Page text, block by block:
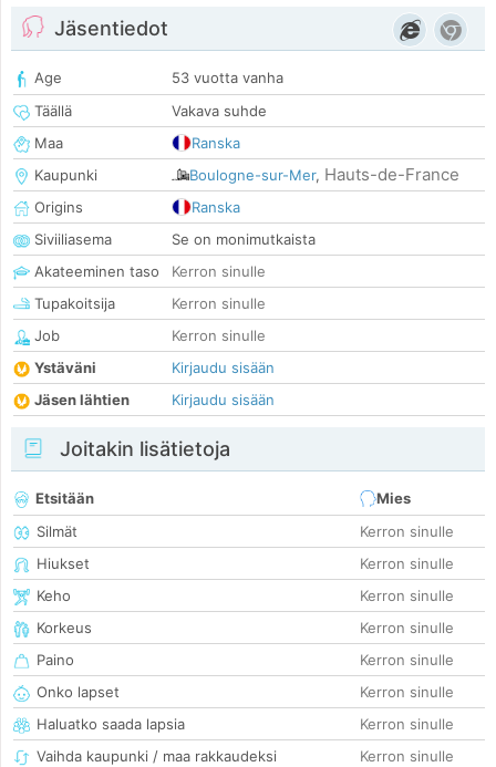
Jäsentiedot
Age
53 vuotta vanha
Täällä
Vakava suhde
Maa
Ranska
Kaupunki
Boulogne-sur-Mer, Hauts-de-France
Origins
Ranska
Siviiliasema
Se on monimutkaista
Akateeminen taso
Kerron sinulle
Tupakoitsija
Kerron sinulle
Job
Kerron sinulle
Ystäväni
Kirjaudu sisään
Jäsen lähtien
Kirjaudu sisään
Joitakin lisätietoja
Etsitään
Mies
Silmät
Kerron sinulle
Hiukset
Kerron sinulle
Keho
Kerron sinulle
Korkeus
Kerron sinulle
Paino
Kerron sinulle
Onko lapset
Kerron sinulle
Haluatko saada lapsia
Kerron sinulle
Vaihda kaupunki / maa rakkaudeksi
Kerron sinulle